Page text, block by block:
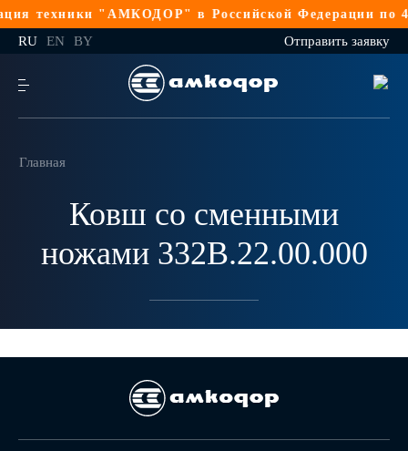
техники "АМКОДОР" в Российской Федерации по
RU EN BY Отправить заявку
Главная
Ковш со сменными
ножами 332В.22.00.000